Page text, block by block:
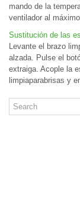
mando de la
ventilador al
Sustitución de las
Levante el brazo
alzada. Pulse el
extraiga. Acople la
limpiaparabrisas y